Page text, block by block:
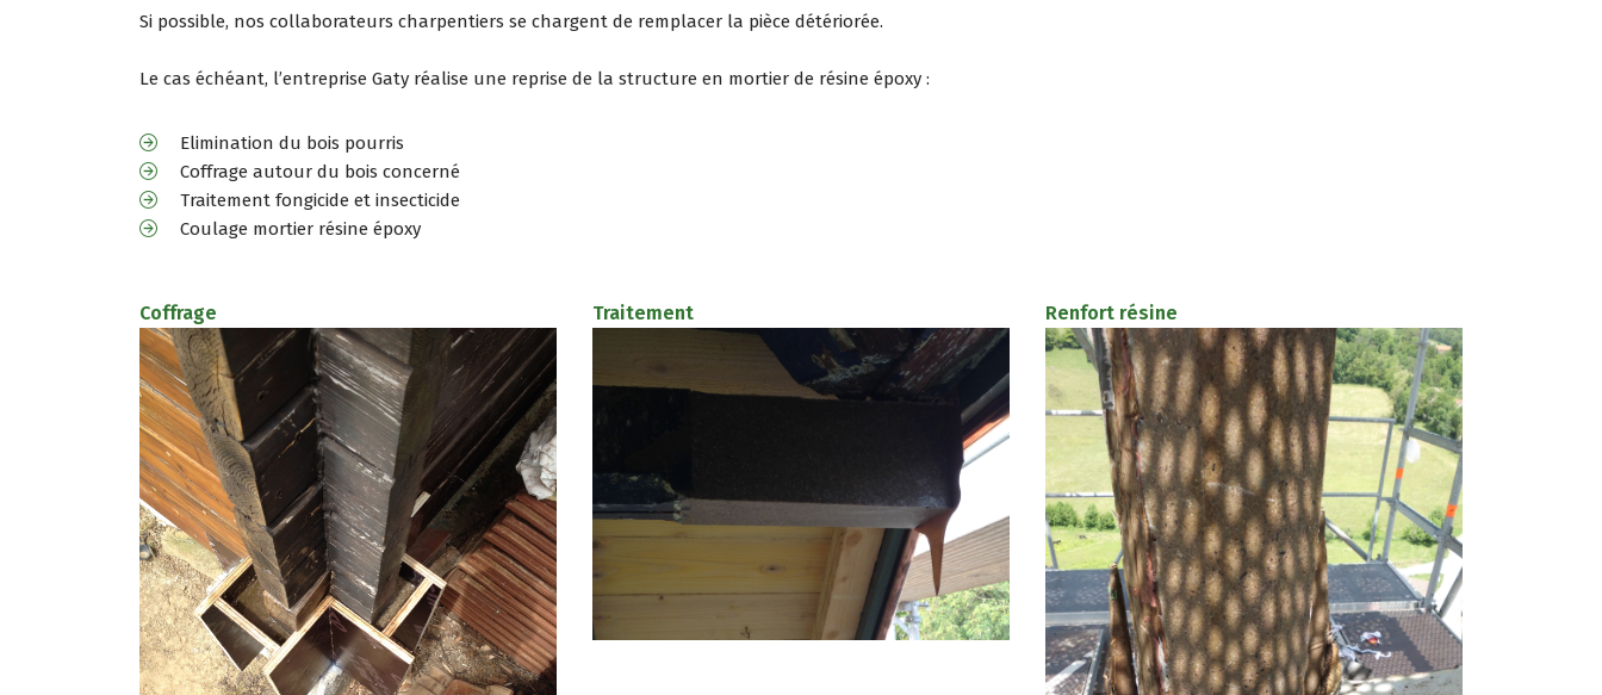
Si possible, nos collaborateurs charpentiers se chargent de remplacer la pièce détériorée.
Le cas échéant, l’entreprise Gaty réalise une reprise de la structure en mortier de résine époxy :
Elimination du bois pourris
Coffrage autour du bois concerné
Traitement fongicide et insecticide
Coulage mortier résine époxy
Coffrage Traitement Renfort résine